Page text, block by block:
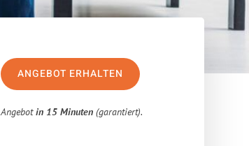
ANGEBOT ERHALTEN
Angebotin 15 Minuten (garantiert).